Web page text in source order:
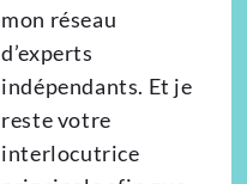
mon réseau
d’experts
indépendants. Et je
reste votre
interlocutrice